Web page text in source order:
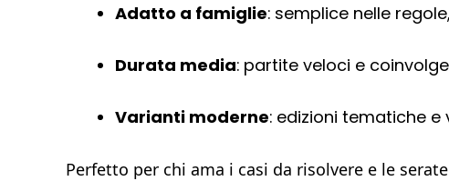
Adatto a famiglie: semplice nelle
Durata media: partite veloci e
Varianti moderne: edizioni tematiche e
Perfetto per chi ama i casi da risolvere e le